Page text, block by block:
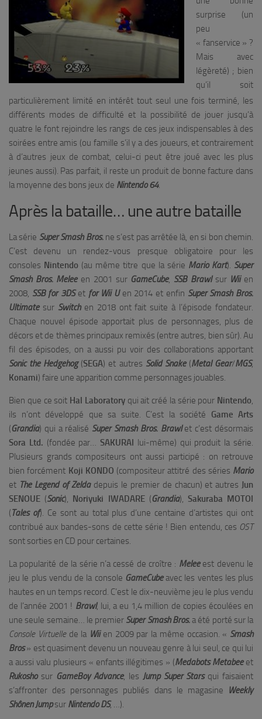
surprise (un
peu
« fanservice » ?
Mais avec
légèreté) ; bien
qu’il soit
particulièrement limité en intérêt tout seul une fois terminé, les
différents modes de difficulté et la possibilité de jouer jusqu’à
quatre le font rejoindre les rangs de ces jeux indispensables à des
soirées entre amis (ou famille s’il y a des joueurs, et contrairement
à d’autres jeux de combat, celui-ci peut être joué avec les plus
jeunes aussi). Pas parfait, il reste un produit de bonne facture dans
la moyenne des bons jeux de Nintendo 64.
Après la bataille… une autre bataille
La série Super Smash Bros.ne s’est pas arrêtée là, en si bon chemin.
C’est devenu un rendez-vous presque obligatoire pour les
consoles Nintendo (au même titre que la série Mario Kart). Super
Smash Bros. Meleeen 2001 sur GameCube, SSB Brawlsur Wiien
2008, SSB for 3DSet for Wii Uen 2014 et enfin Super Smash Bros.
Ultimatesur Switchen 2018 ont fait suite à l’épisode fondateur.
Chaque nouvel épisode apportait plus de personnages, plus de
décors et de thèmes principaux remixés (entre autres, bien sûr). Au
fil des épisodes, on a aussi pu voir des collaborations apportant
Sonic the Hedgehog(SEGA) et autres Solid Snake(Metal Gear/MGS,
Konami) faire une apparition comme personnages jouables.
Bien que ce soit Hal Laboratoryqui ait créé la série pour Nintendo,
ils n’ont développé que sa suite. C’est la société Game Arts
(Grandia) qui a réalisé Super Smash Bros. Brawlet c’est désormais
Sora Ltd. (fondée par…SAKURAI lui-même) qui produit la série.
Plusieurs grands compositeurs ont aussi participé : on retrouve
bien forcément Koji KONDO (compositeur attitré des séries Mario
et The Legend of Zeldadepuis le premier de chacun) et autres Jun
SENOUE (Sonic), Noriyuki IWADARE(Grandia), Sakuraba MOTOI
(Tales of). Ce sont au total plus d’une centaine d’artistes qui ont
contribué aux bandes-sons de cette série ! Bien entendu, ces OST
sont sorties en CD pour certaines.
La popularité de la série n’a cessé de croître : Meleeest devenu le
jeu le plus vendu de la console GameCubeavec les ventes les plus
hautes en un temps record. C’est le dix-neuvième jeu le plus vendu
de l’année 2001 ! Brawl, lui, a eu 1,4 million de copies écoulées en
une seule semaine… le premier Super Smash Bros.a été porté sur la
Console Virtuellede la Wiien 2009 par la même occasion. « Smash
Bros» est quasiment devenu un nouveau genre à lui seul, ce qui lui
a aussi valu plusieurs « enfants illégitimes » (Medabots Metabeeet
Rukoshosur GameBoy Advance, les Jump Super Starsqui faisaient
s’affronter des personnages publiés dans le magasine
Weekly
ShônenJumpsur Nintendo DS, …).